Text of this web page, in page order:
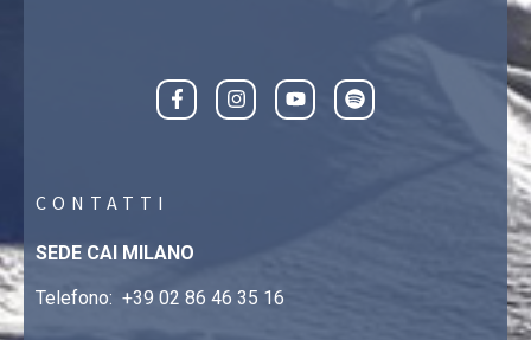
CONTATTI
SEDE CAI MILANO
Telefono: +39 02 86 46 35 16